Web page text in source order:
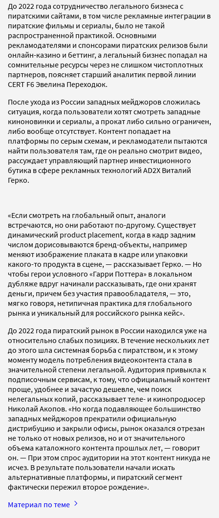
До 2022 года сотрудничество легального бизнеса с
пиратскими сайтами, в том числе рекламные интеграции в
пиратские фильмы и сериалы, было не такой
распространенной практикой. Основными
рекламодателями и спонсорами пиратских релизов были
онлайн-казино и беттинг, а легальный бизнес попадал на
сомнительные ресурсы через не слишком чистоплотных
партнеров, поясняет старший аналитик первой линии
CERT F6 Эвелина Переходюк.
После ухода из России западных мейджоров сложилась
ситуация, когда пользователи хотят смотреть западные
киноновинки и сериалы, а прокат либо сильно ограничен,
либо вообще отсутствует. Контент попадает на
платформы по серым схемам, и рекламодатели пытаются
найти пользователя там, где он реально смотрит видео,
рассуждает управляющий партнер инвестиционного
бутика в сфере рекламных технологий AD2X Виталий
Герко.
«Если смотреть на глобальный опыт, аналоги
встречаются, но они работают по-другому. Существует
динамический product placement, когда в кадр задним
числом дорисовываются бренд-объекты, например
меняют изображение плаката в кадре или упаковки
какого-то продукта в сцене, — рассказывает Герко. — Но
чтобы герои условного «Гарри Поттера» в локальном
дубляже вдруг начинали рассказывать, где они хранят
деньги, причем без участия правообладателя, — это,
мягко говоря, нетипичная практика для глобального
рынка и уникальный для российского рынка кейс».
До 2022 года пиратский рынок в России находился уже на
относительно слабых позициях. В течение нескольких лет
до этого шла системная борьба с пиратством, и к этому
моменту модель потребления видеоконтента стала в
значительной степени легальной. Аудитория привыкла к
подписочным сервисам, к тому, что официальный контент
проще, удобнее и зачастую дешевле, чем поиск
нелегальных копий, рассказывает теле- и кинопродюсер
Николай Акопов. «Но когда подавляющее большинство
западных мейджоров прекратили официальную
дистрибуцию и закрыли офисы, рынок оказался отрезан
не только от новых релизов, но и от значительного
объема каталожного контента прошлых лет, — говорит
он. — При этом спрос аудитории на этот контент никуда не
исчез. В результате пользователи начали искать
альтернативные платформы, и пиратский сегмент
фактически пережил второе рождение».
Материал по теме